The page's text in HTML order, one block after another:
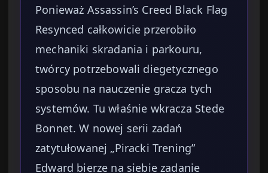
Ponieważ Assassin’s Creed Black Flag
Resynced całkowicie przerobiło
mechaniki skradania i parkouru,
twórcy potrzebowali diegetycznego
sposobu na nauczenie gracza tych
systemów. Tu właśnie wkracza Stede
Bonnet. W nowej serii zadań
zatytułowanej „Piracki Trening”
Edward bierze na siebie zadanie